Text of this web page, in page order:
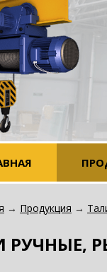
→ Продукция →
РУЧНЫЕ,